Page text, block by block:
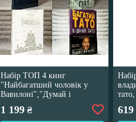
Набір ТОП 4 книг
"Найбагатший чоловік у
Вавилоні","Думай і
багатій","Багатий тато", "48
законів влади"
1 199₴ 619